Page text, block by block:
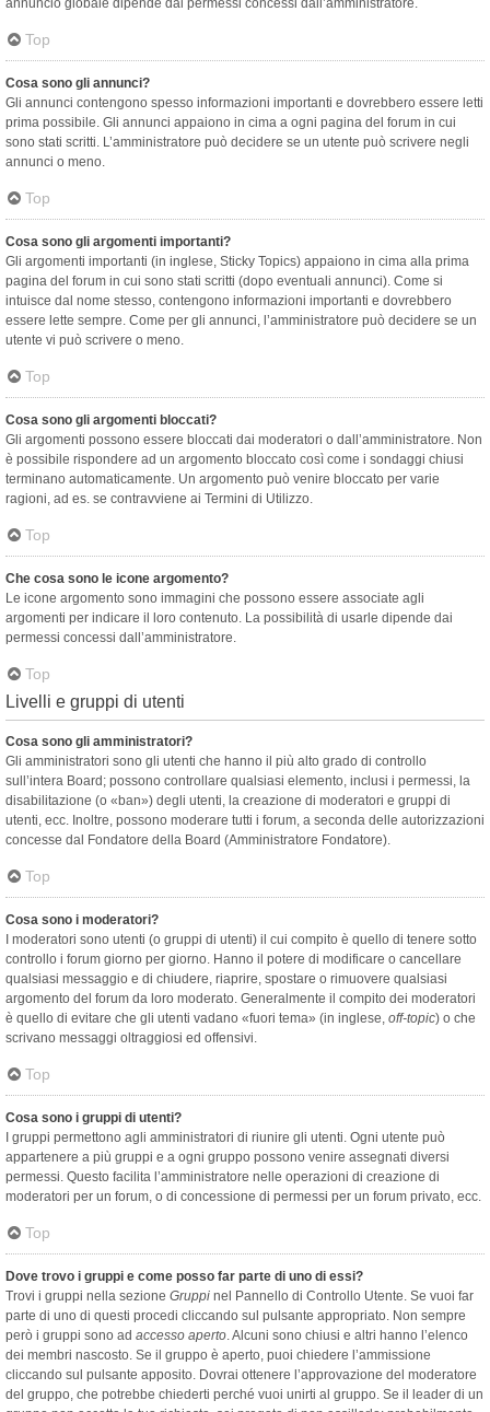
annuncio globale dipende dai permessi concessi dall’amministratore.
Top
Cosa sono gli annunci?
Gli annunci contengono spesso informazioni importanti e dovrebbero essere letti
prima possibile. Gli annunci appaiono in cima a ogni pagina del forum in cui
sono stati scritti. L’amministratore può decidere se un utente può scrivere negli
annunci o meno.
Top
Cosa sono gli argomenti importanti?
Gli argomenti importanti (in inglese, Sticky Topics) appaiono in cima alla prima
pagina del forum in cui sono stati scritti (dopo eventuali annunci). Come si
intuisce dal nome stesso, contengono informazioni importanti e dovrebbero
essere lette sempre. Come per gli annunci, l’amministratore può decidere se un
utente vi può scrivere o meno.
Top
Cosa sono gli argomenti bloccati?
Gli argomenti possono essere bloccati dai moderatori o dall’amministratore. Non
è possibile rispondere ad un argomento bloccato così come i sondaggi chiusi
terminano automaticamente. Un argomento può venire bloccato per varie
ragioni, ad es. se contravviene ai Termini di Utilizzo.
Top
Che cosa sono le icone argomento?
Le icone argomento sono immagini che possono essere associate agli
argomenti per indicare il loro contenuto. La possibilità di usarle dipende dai
permessi concessi dall’amministratore.
Top
Livelli e gruppi di utenti
Cosa sono gli amministratori?
Gli amministratori sono gli utenti che hanno il più alto grado di controllo
sull’intera Board; possono controllare qualsiasi elemento, inclusi i permessi, la
disabilitazione (o «ban») degli utenti, la creazione di moderatori e gruppi di
utenti, ecc. Inoltre, possono moderare tutti i forum, a seconda delle autorizzazioni
concesse dal Fondatore della Board (Amministratore Fondatore).
Top
Cosa sono i moderatori?
I moderatori sono utenti (o gruppi di utenti) il cui compito è quello di tenere sotto
controllo i forum giorno per giorno. Hanno il potere di modificare o cancellare
qualsiasi messaggio e di chiudere, riaprire, spostare o rimuovere qualsiasi
argomento del forum da loro moderato. Generalmente il compito dei moderatori
è quello di evitare che gli utenti vadano «fuori tema» (in inglese, off-topic) o che
scrivano messaggi oltraggiosi ed offensivi.
Top
Cosa sono i gruppi di utenti?
I gruppi permettono agli amministratori di riunire gli utenti. Ogni utente può
appartenere a più gruppi e a ogni gruppo possono venire assegnati diversi
permessi. Questo facilita l’amministratore nelle operazioni di creazione di
moderatori per un forum, o di concessione di permessi per un forum privato, ecc.
Top
Dove trovo i gruppi e come posso far parte di uno di essi?
Trovi i gruppi nella sezione Gruppi nel Pannello di Controllo Utente. Se vuoi far
parte di uno di questi procedi cliccando sul pulsante appropriato. Non sempre
però i gruppi sono ad accesso aperto. Alcuni sono chiusi e altri hanno l’elenco
dei membri nascosto. Se il gruppo è aperto, puoi chiedere l’ammissione
cliccando sul pulsante apposito. Dovrai ottenere l’approvazione del moderatore
del gruppo, che potrebbe chiederti perché vuoi unirti al gruppo. Se il leader di un